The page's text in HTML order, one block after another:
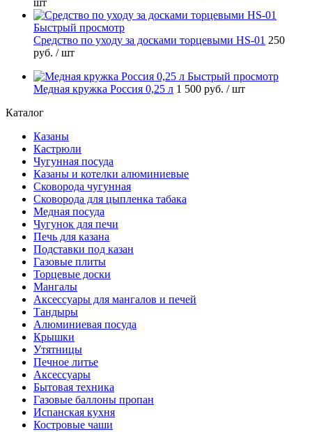
шт
Быстрый просмотр
Средство по уходу за досками торцевыми HS-01 250
руб. / шт
Быстрый просмотр
Медная кружка Россия 0,25 л 1 500 руб. / шт
Каталог
Казаны
Кастрюли
Чугунная посуда
Казаны и котелки алюминиевые
Сковорода чугунная
Сковорода для цыпленка табака
Медная посуда
Чугунок для печи
Печь для казана
Подставки под казан
Газовые плиты
Торцевые доски
Мангалы
Аксессуары для мангалов и печей
Тандыры
Алюминиевая посуда
Крышки
Утятницы
Печное литье
Аксессуары
Бытовая техника
Газовые баллоны пропан
Испанская кухня
Костровые чаши